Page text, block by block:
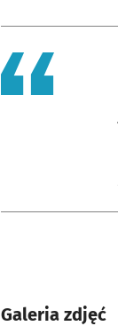
Galeria zdjęć